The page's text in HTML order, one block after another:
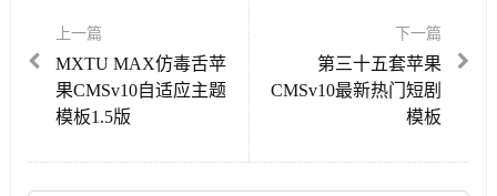
上一篇
MXTU MAX仿毒舌苹
果CMSv10自适应主题
模板1.5版
下一篇
第三十五套苹果
CMSv10最新热门短剧
模板